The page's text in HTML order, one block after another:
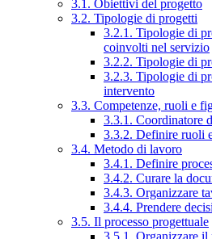
3.1. Obiettivi del progetto
3.2. Tipologie di progetti
3.2.1. Tipologie di
coinvolti nel servizio
3.2.2. Tipologie di
3.2.3. Tipologie di
intervento
3.3. Competenze, ruoli e
3.3.1. Coordinatore
3.3.2. Definire ruoli
3.4. Metodo di lavoro
3.4.1. Definire
3.4.2. Curare la
3.4.3. Organizzare
3.4.4. Prendere
3.5. Il processo progettuale
3.5.1. Organizzare il